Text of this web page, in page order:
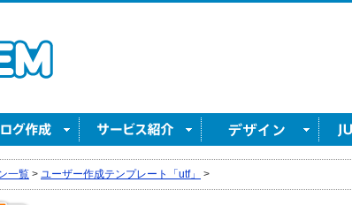
一覧 > ユーザー作成テンプレート「utf」 >